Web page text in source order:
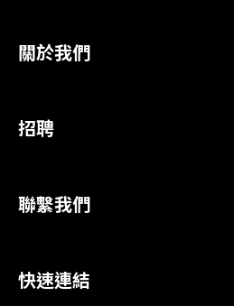
關於我們
招聘
聯繫我們
快速連結